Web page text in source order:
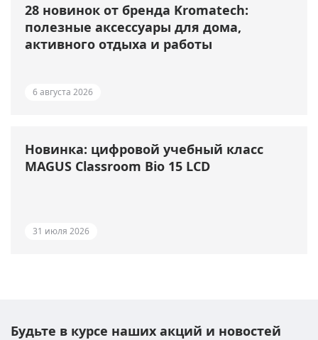
28 новинок от бренда Kromatech:
полезные аксессуары для дома,
активного отдыха и работы
6 августа 2026
Новинка: цифровой учебный класс
MAGUS Classroom Bio 15 LCD
31 июля 2026
Будьте в курсе наших акций и новостей